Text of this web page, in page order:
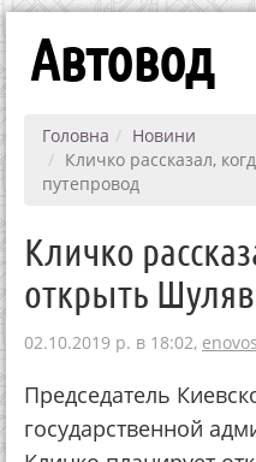
Автовод
Головна
Новини
Кличко рассказал,
путепровод
Кличко
открыть
02.10.2019 р. в 18:02,
Председатель
государственной